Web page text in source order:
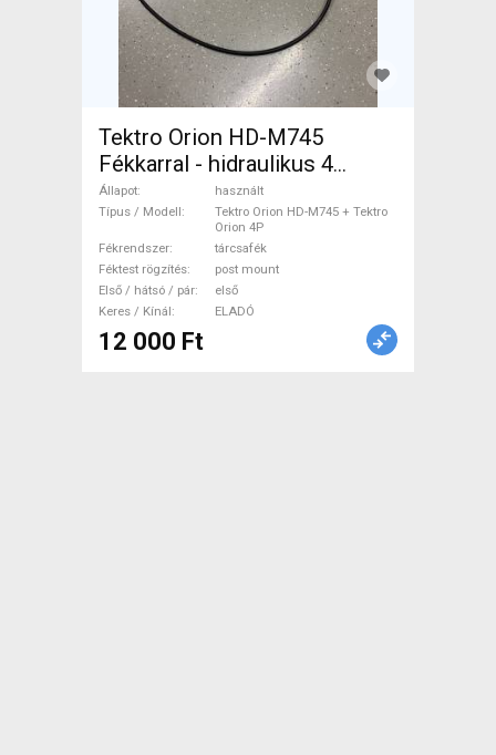
Tektro Orion HD-M745
Fékkarral - hidraulikus 4
dugattyús első fék Tektro
Orion HD-M745 + Tektro
Orion 4P Mountain Bike
Alkatrész, MTB Fék /
Fékszett használt ELADÓ
Állapot
használt
Típus / Modell
Tektro Orion HD-M745 + Tektro
Orion 4P
Fékrendszer
tárcsafék
Féktest rögzítés
post mount
Első / hátsó / pár
első
Keres / Kínál
ELADÓ
12 000 Ft